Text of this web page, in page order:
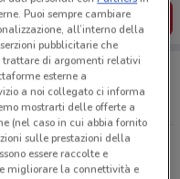
L’APP
Chiesa, 1 Avola
Puoi sempre cambiare
all’interno della
pubblicitarie che
trattare di argomenti relativi
esterne a
a noi collegato ci informa
mostrarti delle offerte a
(nel caso in cui abbia fornito
sulle prestazioni della
essere raccolte e
migliorare la connettività e